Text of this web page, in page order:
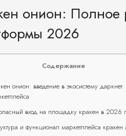
онион: Полное
2026
Содержание
онион: введение в экосистему даркнет
вход на площадку кракен в 2026
и функционал маркетплейса кракен